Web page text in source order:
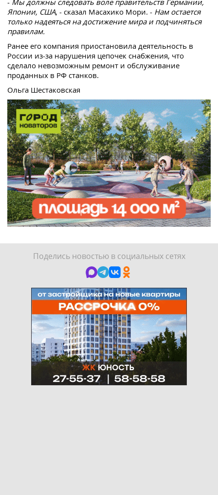
- Мы должны следовать воле правительств Германии,
Японии, США, - сказал Масахико Мори. - Нам остается
только надеяться на достижение мира и подчиняться
правилам.
Ранее его компания приостановила деятельность в
России из-за нарушения цепочек снабжения, что
сделало невозможным ремонт и обслуживание
проданных в РФ станков.
Ольга Шестаковская
Поделись новостью в социальных сетях